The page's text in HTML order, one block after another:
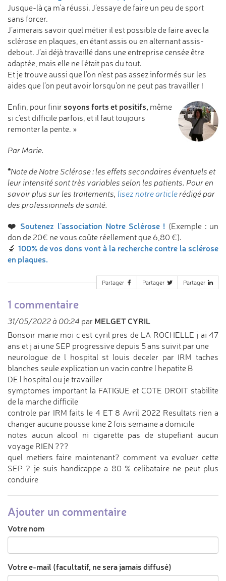
Jusque-là ça m'a réussi. J'essaye de faire un peu de sport
sans forcer.
J’aimerais savoir quel métier il est possible de faire avec la
sclérose en plaques, en étant assis ou en alternant assis-
debout. J’ai déjà travaillé dans une entreprise censée être
adaptée, mais elle ne l'était pas du tout.
Et je trouve aussi que l’on n’est pas assez informés sur les
aides que l’on peut avoir lorsqu'on ne peut pas travailler !
Enfin, pour finir soyons forts et positifs, même
si c'est difficile parfois, et il faut toujours
remonter la pente. »
Par Marie.
*Note de Notre Sclérose :les effets secondaires éventuels et
leur intensité sont très variables selon les patients. Pour en
savoir plus sur les traitements, lisez notre articlerédigé par
des professionnels de santé.
❤️ Soutenez l'association Notre Sclérose ! (Exemple : un
don de 20€ ne vous coûte réellement que 6,80 €).
🔬 100% de vos dons vont à la recherche contre la sclérose
en plaques.
Partager Partager Partager
1 commentaire
31/05/2022 à 00:24 par MELGET CYRIL
Bonsoir marie moi c est cyril pres de LA ROCHELLE j ai 47
ans et j ai une SEP progressive depuis 5 ans suivit par une
neurologue de l hospital st louis deceler par IRM taches
blanches seule explication un vacin contre l hepatite B
DE l hospital ou je travailler
symptomes important la FATIGUE et COTE DROIT stabilite
de la marche difficile
controle par IRM faits le 4 ET 8 Avril 2022 Resultats rien a
changer aucune pousse kine 2 fois semaine a domicile
notes aucun alcool ni cigarette pas de stupefiant aucun
voyage RIEN ???
quel metiers faire maintenant? comment va evoluer cette
SEP ? je suis handicappe a 80 % celibataire ne peut plus
conduire
Ajouter un commentaire
Votre nom
Votre e-mail (facultatif, ne sera jamais diffusé)